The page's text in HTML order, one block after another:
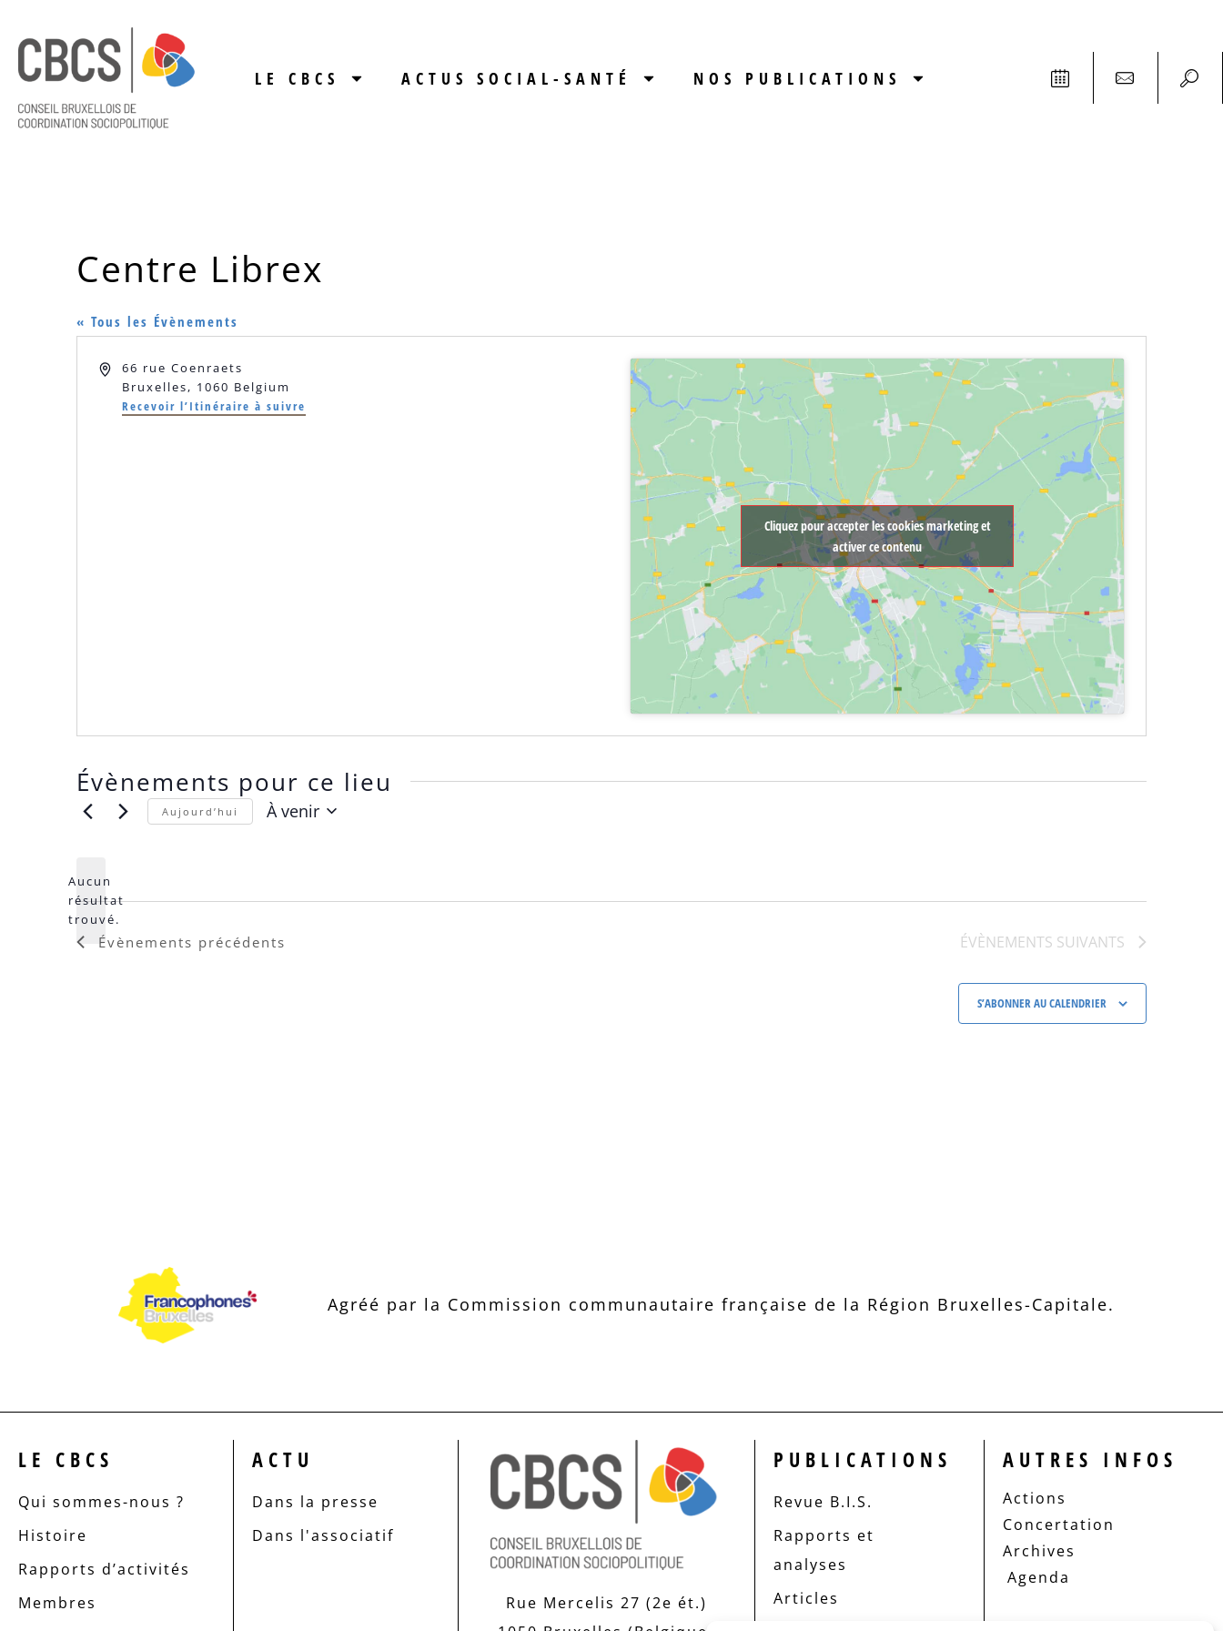
LE CBCS ACTUS SOCIAL-SANTÉ NOS PUBLICATIONS
Centre Librex
« Tous les Évènements
Adresse
66 rue Coenraets
Bruxelles, 1060 Belgium
Recevoir l’Itinéraire à suivre
Cliquez pour accepter les cookies marketing et
activer ce contenu
Évènements pour ce lieu
Notice
Aucun
résultat
trouvé.
Aujourd’hui À venir
Évènements précédents ÉVÈNEMENTS SUIVANTS
S’ABONNER AU CALENDRIER
Agréé par la Commission communautaire française de la Région Bruxelles-Capitale.
LE CBCS
Qui sommes-nous ?
Histoire
Rapports d’activités
Membres
ACTU
Dans la presse
Dans l'associatif
Rue Mercelis 27 (2e ét.)
PUBLICATIONS
Revue B.I.S.
Rapports et
analyses
Articles
AUTRES INFOS
Actions
Concertation
Archives
Agenda